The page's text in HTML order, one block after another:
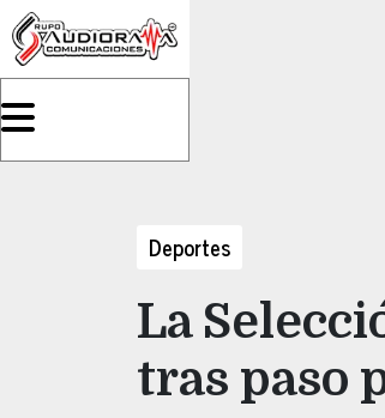
Deportes
La
tras paso